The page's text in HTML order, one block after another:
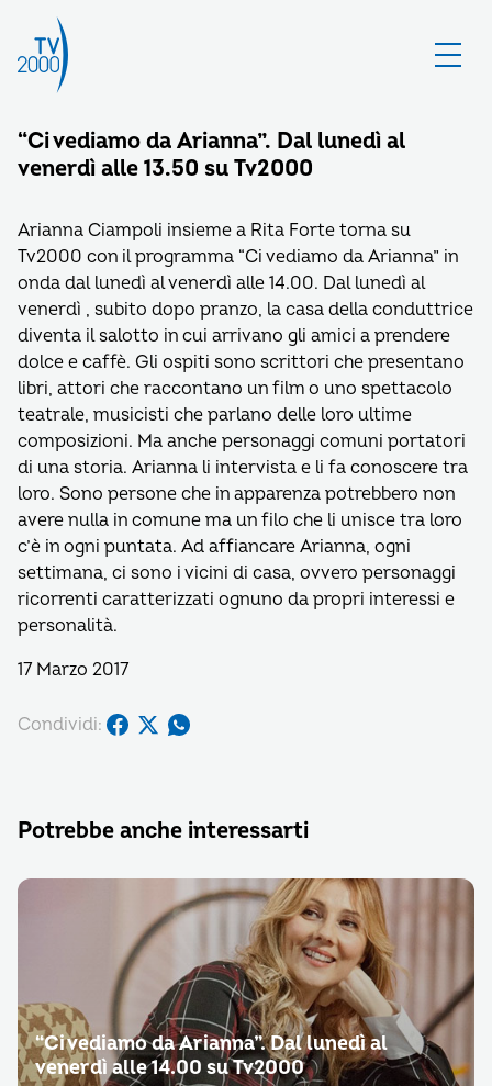
“Ci vediamo da Arianna”. Dal lunedì al
venerdì alle 13.50 su Tv2000
Arianna Ciampoli insieme a Rita Forte torna su
Tv2000 con il programma “Ci vediamo da Arianna” in
onda dal lunedì al venerdì alle 14.00. Dal lunedì al
venerdì , subito dopo pranzo, la casa della conduttrice
diventa il salotto in cui arrivano gli amici a prendere
dolce e caffè. Gli ospiti sono scrittori che presentano
libri, attori che raccontano un film o uno spettacolo
teatrale, musicisti che parlano delle loro ultime
composizioni. Ma anche personaggi comuni portatori
di una storia. Arianna li intervista e li fa conoscere tra
loro. Sono persone che in apparenza potrebbero non
avere nulla in comune ma un filo che li unisce tra loro
c’è in ogni puntata. Ad affiancare Arianna, ogni
settimana, ci sono i vicini di casa, ovvero personaggi
ricorrenti caratterizzati ognuno da propri interessi e
personalità.
17 Marzo 2017
Condividi:
Potrebbe anche interessarti
“Ci vediamo da Arianna”. Dal lunedì al
venerdì alle 14.00 su Tv2000